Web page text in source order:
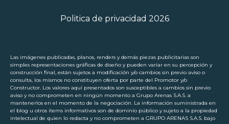
Politica de privacidad 2026
Las imágenes publicadas, planos, renders y demás piezas publicitarias son
simples representaciones gráficas de diseño y pueden variar en su percepción y
construcción final, están sujetos a modificación y/o cambios sin previo aviso o
consulta, los mismos no constituyen oferta por parte del Promotor y/o
Constructor. Los valores aquí presentados son susceptibles a cambios sin previo
aviso y no comprometen en ningún momento a Grupo Arenas S.A.S. a
mantenerlos en el momento de la negociación. La información suministrada en
el blog u otros ítems informativos son de dominio público y sujeto a la propiedad
intelectual de quien lo redacta y no comprometen a GRUPO ARENAS S.A.S. bajo